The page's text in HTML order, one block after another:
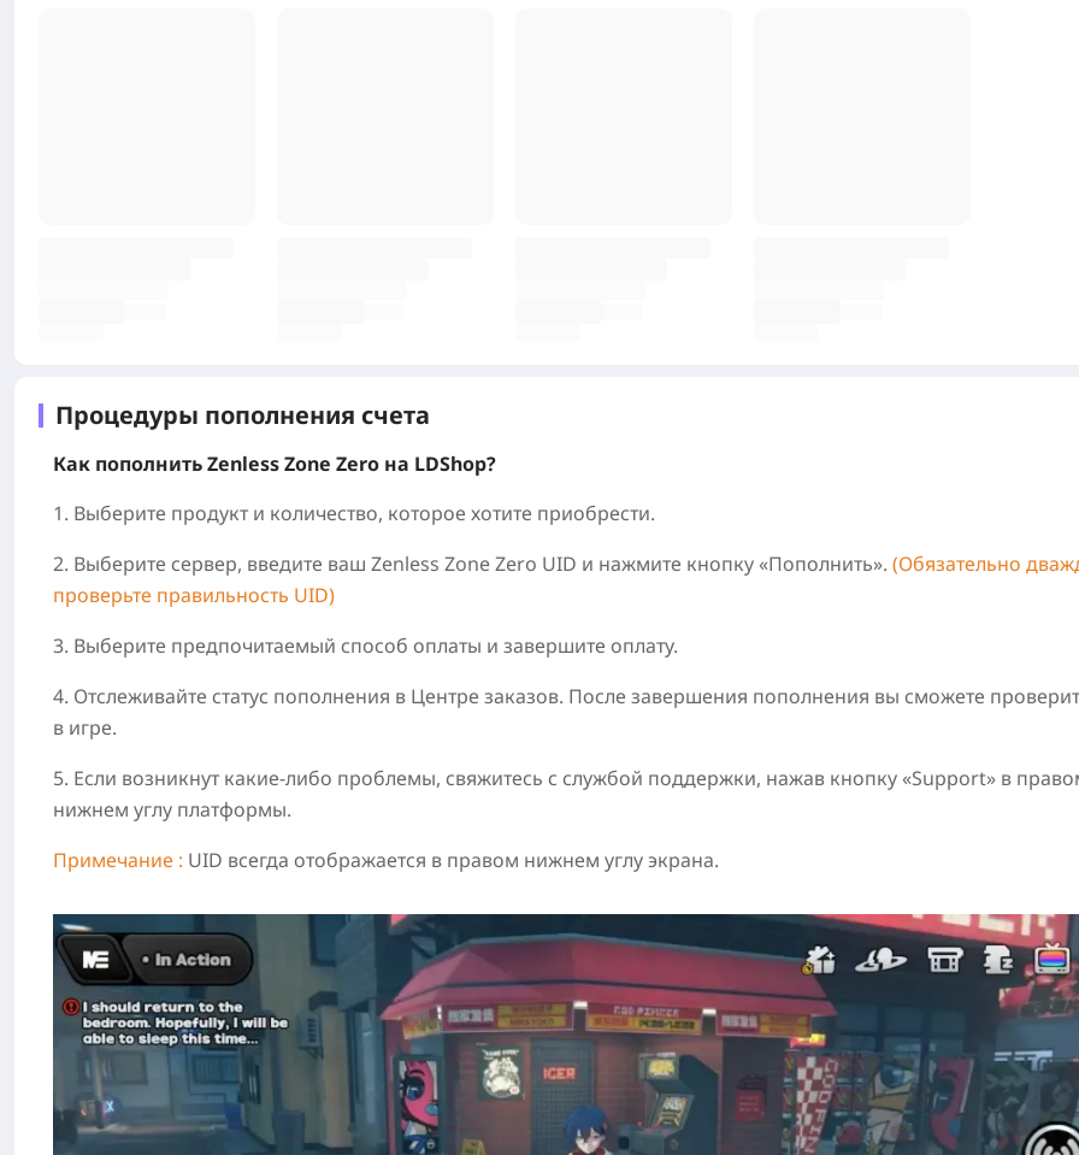
Процедуры пополнения счета
Как пополнить Zenless Zone Zero на LDShop?
1. Выберите продукт и количество, которое хотите приобрести.
2. Выберите сервер, введите ваш Zenless Zone Zero UID и нажмите кнопку «Пополнить». (Обязательно
проверьте правильность UID)
3. Выберите предпочитаемый способ оплаты и завершите оплату.
4. Отслеживайте статус пополнения в Центре заказов. После завершения пополнения вы сможете
в игре.
5. Если возникнут какие-либо проблемы, свяжитесь с службой поддержки, нажав кнопку «Support» в
нижнем углу платформы.
Примечание : UID всегда отображается в правом нижнем углу экрана.